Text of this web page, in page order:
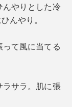
やりとした冷
んやり。
て風に当てる
ラサラ。肌に張